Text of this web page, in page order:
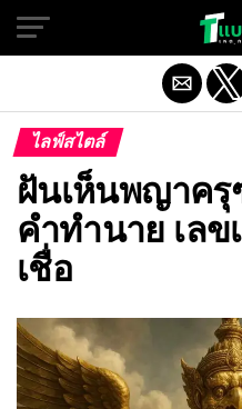
ไลฟ์สไตล์
ฝันเห็นพญาครุ
คำทำนาย เล
เชื่อ
Exit